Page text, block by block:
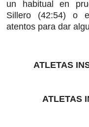
un habitual en
Sillero (42:54) o
atentos para dar
ATLETAS
ATLETAS